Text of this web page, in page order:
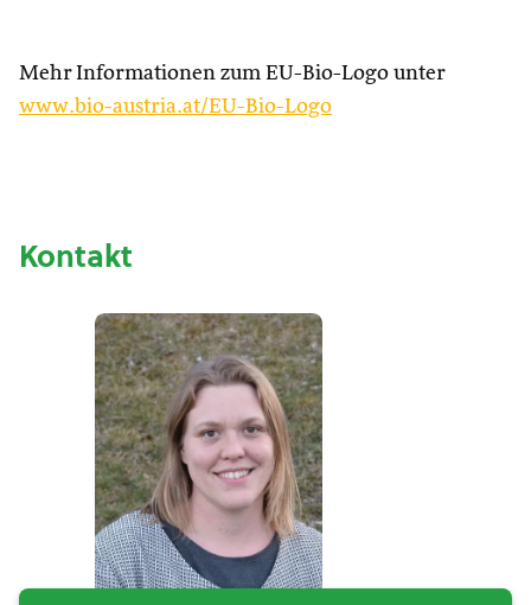
Mehr Informationen zum EU-Bio-Logo unter
www.bio-austria.at/EU-Bio-Logo
Kontakt